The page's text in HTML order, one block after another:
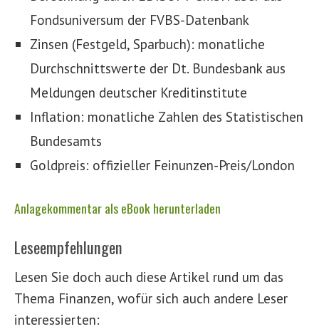
Fondsuniversum der FVBS-Datenbank
Zinsen (Festgeld, Sparbuch): monatliche
Durchschnittswerte der Dt. Bundesbank aus
Meldungen deutscher Kreditinstitute
Inflation: monatliche Zahlen des Statistischen
Bundesamts
Goldpreis: offizieller Feinunzen-Preis/London
Anlagekommentar als eBook herunterladen
Leseempfehlungen
Lesen Sie doch auch diese Artikel rund um das
Thema Finanzen, wofür sich auch andere Leser
interessierten: